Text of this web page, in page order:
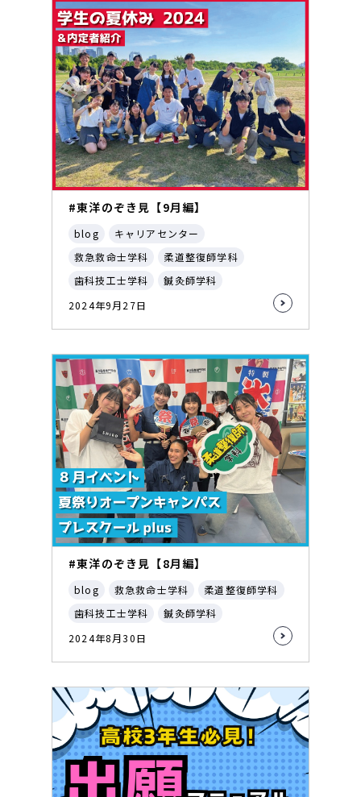
#東洋のぞき見【9月編】
blog
キャリアセンター
救急救命士学科
柔道整復師学科
歯科技工士学科
鍼灸師学科
2024年9月27日
#東洋のぞき見【8月編】
blog 救急救命士学科
柔道整復師学科
歯科技工士学科
鍼灸師学科
2024年8月30日